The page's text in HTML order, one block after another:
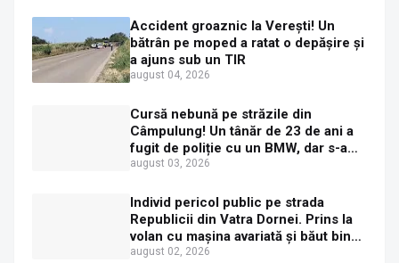
Accident groaznic la Verești! Un
bătrân pe moped a ratat o depășire și
a ajuns sub un TIR
august 04, 2026
Cursă nebună pe străzile din
Câmpulung! Un tânăr de 23 de ani a
fugit de poliție cu un BMW, dar s-a
oprit într-un gard de pe strada
august 03, 2026
Individ pericol public pe strada
Republicii din Vatra Dornei. Prins la
volan cu mașina avariată și băut bine,
în plină zi
august 02, 2026